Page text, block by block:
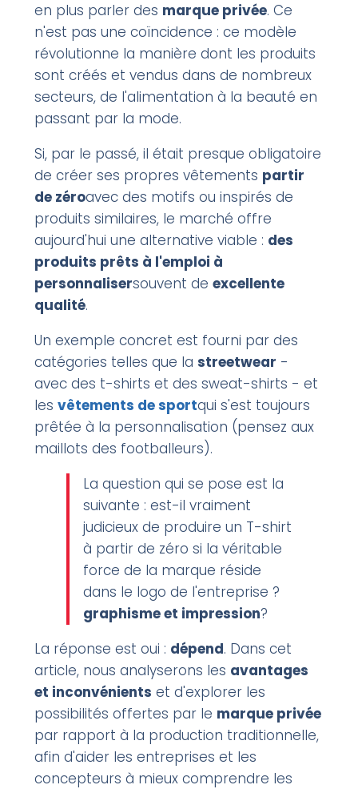
en plus parler des marque privée. Ce
n'est pas une coïncidence : ce modèle
révolutionne la manière dont les produits
sont créés et vendus dans de nombreux
secteurs, de l'alimentation à la beauté en
passant par la mode.
Si, par le passé, il était presque obligatoire
de créer ses propres vêtements partir
de zéroavec des motifs ou inspirés de
produits similaires, le marché offre
aujourd'hui une alternative viable : des
produits prêts à l'emploi à
personnalisersouvent de excellente
qualité.
Un exemple concret est fourni par des
catégories telles que la streetwear -
avec des t-shirts et des sweat-shirts - et
les vêtements de sportqui s'est toujours
prêtée à la personnalisation (pensez aux
maillots des footballeurs).
La question qui se pose est la
suivante : est-il vraiment
judicieux de produire un T-shirt
à partir de zéro si la véritable
force de la marque réside
dans le logo de l'entreprise ?
graphisme et impression?
La réponse est oui : dépend. Dans cet
article, nous analyserons les avantages
et inconvénients et d'explorer les
possibilités offertes par le marque privée
par rapport à la production traditionnelle,
afin d'aider les entreprises et les
concepteurs à mieux comprendre les